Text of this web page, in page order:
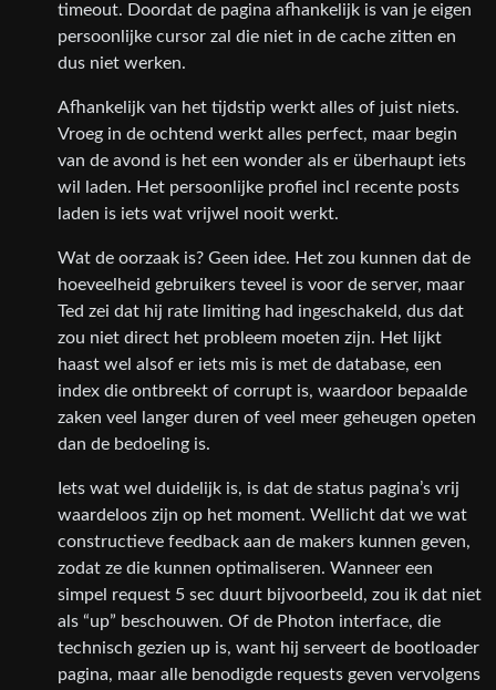
timeout. Doordat de pagina afhankelijk is van je eigen
persoonlijke cursor zal die niet in de cache zitten en
dus niet werken.
Afhankelijk van het tijdstip werkt alles of juist niets.
Vroeg in de ochtend werkt alles perfect, maar begin
van de avond is het een wonder als er überhaupt iets
wil laden. Het persoonlijke profiel incl recente posts
laden is iets wat vrijwel nooit werkt.
Wat de oorzaak is? Geen idee. Het zou kunnen dat de
hoeveelheid gebruikers teveel is voor de server, maar
Ted zei dat hij rate limiting had ingeschakeld, dus dat
zou niet direct het probleem moeten zijn. Het lijkt
haast wel alsof er iets mis is met de database, een
index die ontbreekt of corrupt is, waardoor bepaalde
zaken veel langer duren of veel meer geheugen opeten
dan de bedoeling is.
Iets wat wel duidelijk is, is dat de status pagina’s vrij
waardeloos zijn op het moment. Wellicht dat we wat
constructieve feedback aan de makers kunnen geven,
zodat ze die kunnen optimaliseren. Wanneer een
simpel request 5 sec duurt bijvoorbeeld, zou ik dat niet
als “up” beschouwen. Of de Photon interface, die
technisch gezien up is, want hij serveert de bootloader
pagina, maar alle benodigde requests geven vervolgens